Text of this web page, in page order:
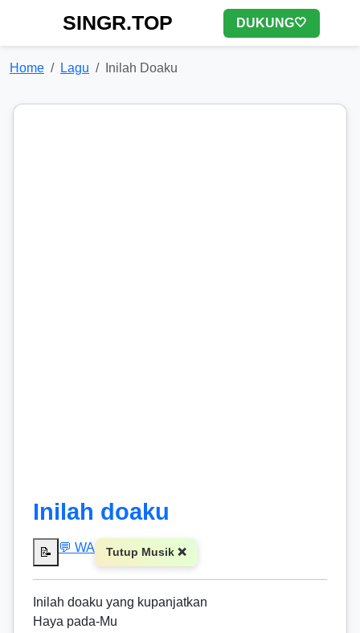
SINGR.TOP DUKUNG🤍
Home Lagu Inilah Doaku
Inilah doaku
📝 💬 WA Tutup Musik ❌
Inilah doaku yang kupanjatkan
Haya pada-Mu